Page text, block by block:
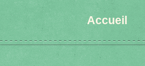
Accueil